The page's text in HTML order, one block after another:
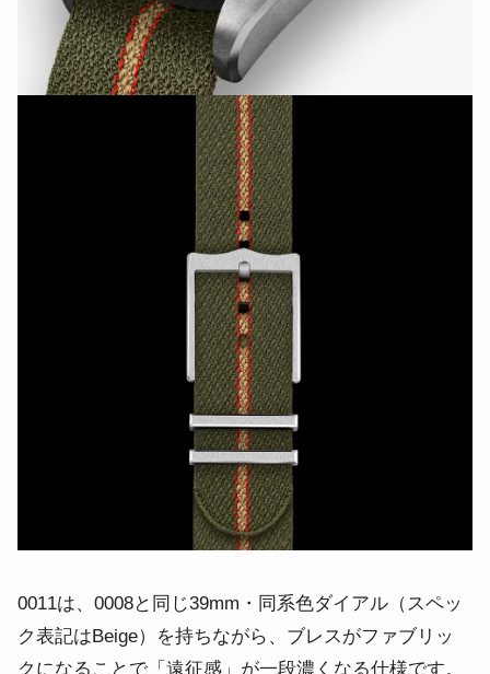
0011は、0008と同じ39mm・同系色ダイアル（スペッ
ク表記はBeige）を持ちながら、ブレスがファブリッ
クになることで「遠征感」が一段濃くなる仕様です。